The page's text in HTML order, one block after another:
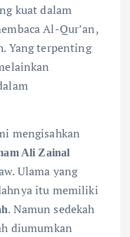
kuat dalam
Al-Qur’an,
Yang terpenting
mengisahkan
Ali Zainal
Ulama yang
itu memiliki
. Namun sedekah
diumumkan